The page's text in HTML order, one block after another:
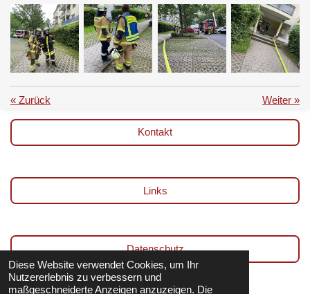
Diese Website verwendet Cookies, um Ihr
Nutzererlebnis zu verbessern und
maßgeschneiderte Anzeigen anzuzeigen. Die
« Zurück Weiter »
Kontakt
Links
Datenschutz